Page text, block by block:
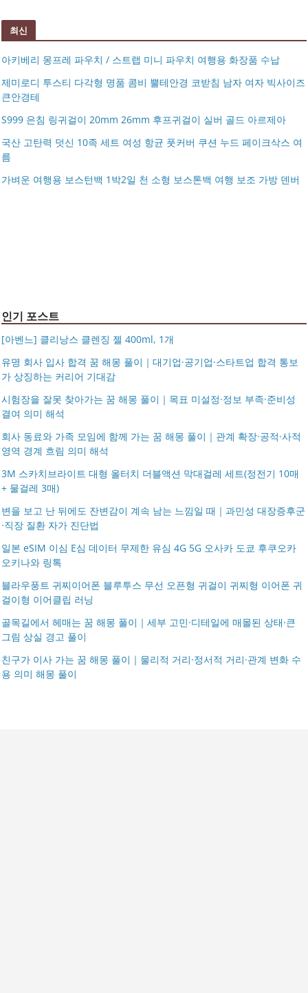
최신
아키베리 몽프레 파우치 / 스트랩 미니 파우치 여행용 화장품 수납
제미로디 투스티 다각형 명품 콤비 뿔테안경 코받침 남자 여자 빅사이즈
큰안경테
S999 은침 링귀걸이 20mm 26mm 후프귀걸이 실버 골드 아르제아
국산 고탄력 덧신 10족 세트 여성 항균 풋커버 쿠션 누드 페이크삭스 여
름
가벼운 여행용 보스턴백 1박2일 천 소형 보스톤백 여행 보조 가방 덴버
아키베리 몽프레 파우치 / 스트랩 미니 파우치 여행용 화장
품 수납
제미로디 투스티 다각형 명품 콤비 뿔테안경 코받침 남자
인기 포스트
[아벤느] 클리낭스 클렌징 젤 400ml, 1개
유명 회사 입사 합격 꿈 해몽 풀이｜대기업·공기업·스타트업 합격 통보
가 상징하는 커리어 기대감
시험장을 잘못 찾아가는 꿈 해몽 풀이｜목표 미설정·정보 부족·준비성
결여 의미 해석
회사 동료와 가족 모임에 함께 가는 꿈 해몽 풀이｜관계 확장·공적·사적
영역 경계 흐림 의미 해석
3M 스카치브라이트 대형 올터치 더블액션 막대걸레 세트(정전기 10매
+ 물걸레 3매)
변을 보고 난 뒤에도 잔변감이 계속 남는 느낌일 때｜과민성 대장증후군
·직장 질환 자가 진단법
일본 eSIM 이심 E심 데이터 무제한 유심 4G 5G 오사카 도쿄 후쿠오카
오키나와 링톡
블라우풍트 귀찌이어폰 블루투스 무선 오픈형 귀걸이 귀찌형 이어폰 귀
걸이형 이어클립 러닝
골목길에서 헤매는 꿈 해몽 풀이｜세부 고민·디테일에 매몰된 상태·큰
그림 상실 경고 풀이
친구가 이사 가는 꿈 해몽 풀이｜물리적 거리·정서적 거리·관계 변화 수
용 의미 해몽 풀이